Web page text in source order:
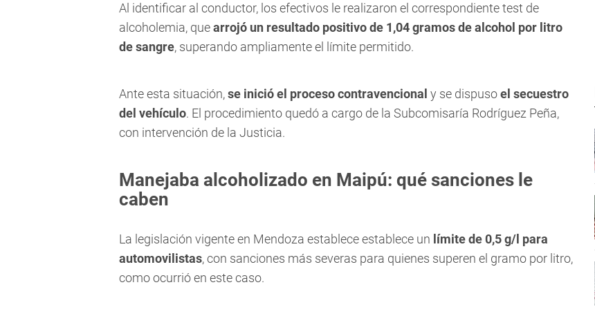
Al identificar al conductor, los efectivos le realizaron el correspondiente test de
alcoholemia, quearrojó un resultado positivo de 1,04 gramos de alcohol por litro
de sangre, superando ampliamente el límite permitido.
Ante esta situación,se inició el proceso contravencional y se dispusoel secuestro
del vehículo. El procedimiento quedó a cargo de la Subcomisaría Rodríguez Peña,
con intervención de la Justicia.
Manejaba alcoholizado en Maipú: qué sanciones le
caben
La legislación vigente en Mendoza establece establece un límite de 0,5 g/l para
automovilistas, con sanciones más severas para quienes superen el gramo por litro,
como ocurrió en este caso.